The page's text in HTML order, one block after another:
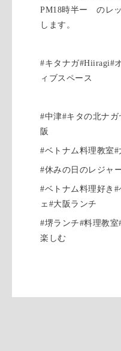
PM18時半ー のレ
します。
#キタナガ#Hiiragi#
ィブスペース
#中津#キタの北ナ
阪
#ベトナム料理教室
#休みの日のレジャ
#ベトナム料理好き
ェ#大阪ランチ
#堺ランチ#料理教
楽しむ